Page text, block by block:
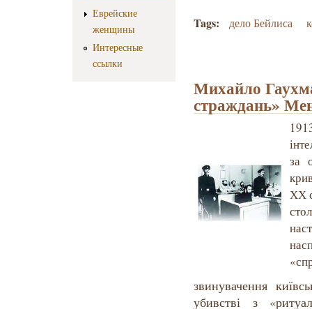
Еврейские
женщины
Интересные
ссылки
Tags: дело Бейлиса
Михайло
страждань»
за
ХХ
звинувачення
убивстві з